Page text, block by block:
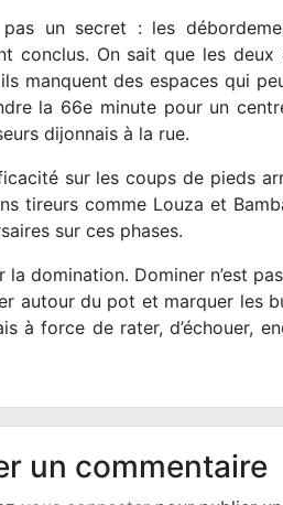
pas un secret : les
conclus. On sait que les
manquent des espaces qui
la 66e minute pour un
dijonnais à la rue.
sur les coups de pieds
tireurs comme Louza et
sur ces phases.
la domination. Dominer n’est
autour du pot et marquer les
à force de rater, d’échouer,
un commentaire